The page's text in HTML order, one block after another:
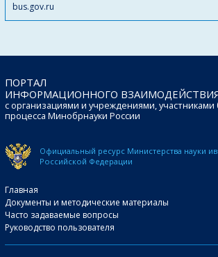
bus.gov.ru
ПОРТАЛ
ИНФОРМАЦИОННОГО
с организациями и учреждениями,
процесса Минобрнауки России
Официальный ресурс Министерства науки и
Российской Федерации
Главная
Документы и методические материалы
Часто задаваемые вопросы
Руководство пользователя